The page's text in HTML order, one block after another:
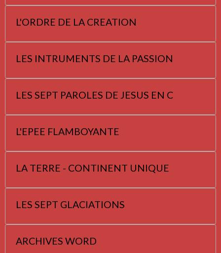
L'ORDRE DE LA CREATION
LES INTRUMENTS DE LA PASSION
LES SEPT PAROLES DE JESUS EN C
L'EPEE FLAMBOYANTE
LA TERRE - CONTINENT UNIQUE
LES SEPT GLACIATIONS
ARCHIVES WORD